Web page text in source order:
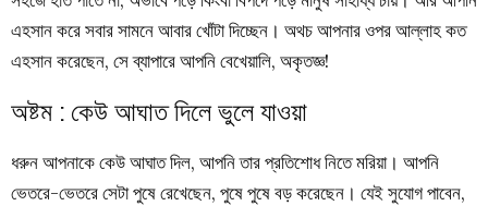
এহসান করে সবার সামনে আবার খোঁটা দিচ্ছেন। অথচ আপনার ওপর আল্লাহ কত
এহসান করেছেন, সে ব্যাপারে আপনি বেখেয়ালি, অকৃতজ্ঞ!
অষ্টম : কেউ আঘাত দিলে ভুলে যাওয়া
ধরুন আপনাকে কেউ আঘাত দিল, আপনি তার প্রতিশোধ নিতে মরিয়া। আপনি
ভেতরে-ভেতরে সেটা পুষে রেখেছেন, পুষে পুষে বড় করেছেন। যেই সুযোগ পাবেন,